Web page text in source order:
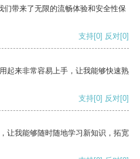
带来了无限的流畅体验和安全性保
支持[0] 反对[0]
起来非常容易上手，让我能够快速熟
支持[0] 反对[0]
让我能够随时随地学习新知识，拓宽